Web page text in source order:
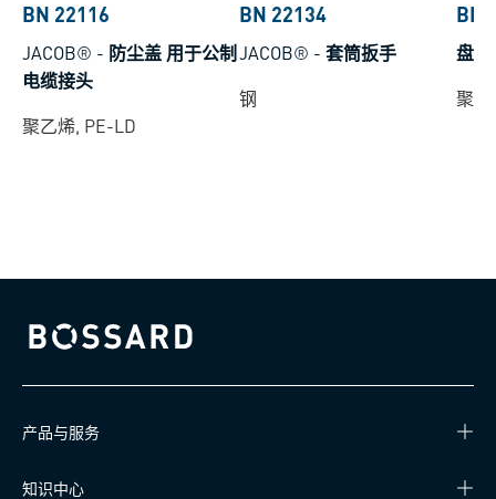
BN 22116
JACOB® - 防尘盖 用于公制
电缆接头
聚乙烯, PE-LD
BN 22134
JACOB® - 套筒扳手
钢
BN
盘头
聚酰
Bossard homepage
产品与服务
知识中心